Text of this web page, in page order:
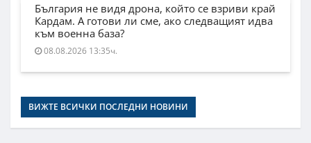
България не видя дрона, който се взриви край
Кардам. А готови ли сме, ако следващият идва
към военна база?
08.08.2026 13:35ч.
ВИЖТЕ ВСИЧКИ ПОСЛЕДНИ НОВИНИ